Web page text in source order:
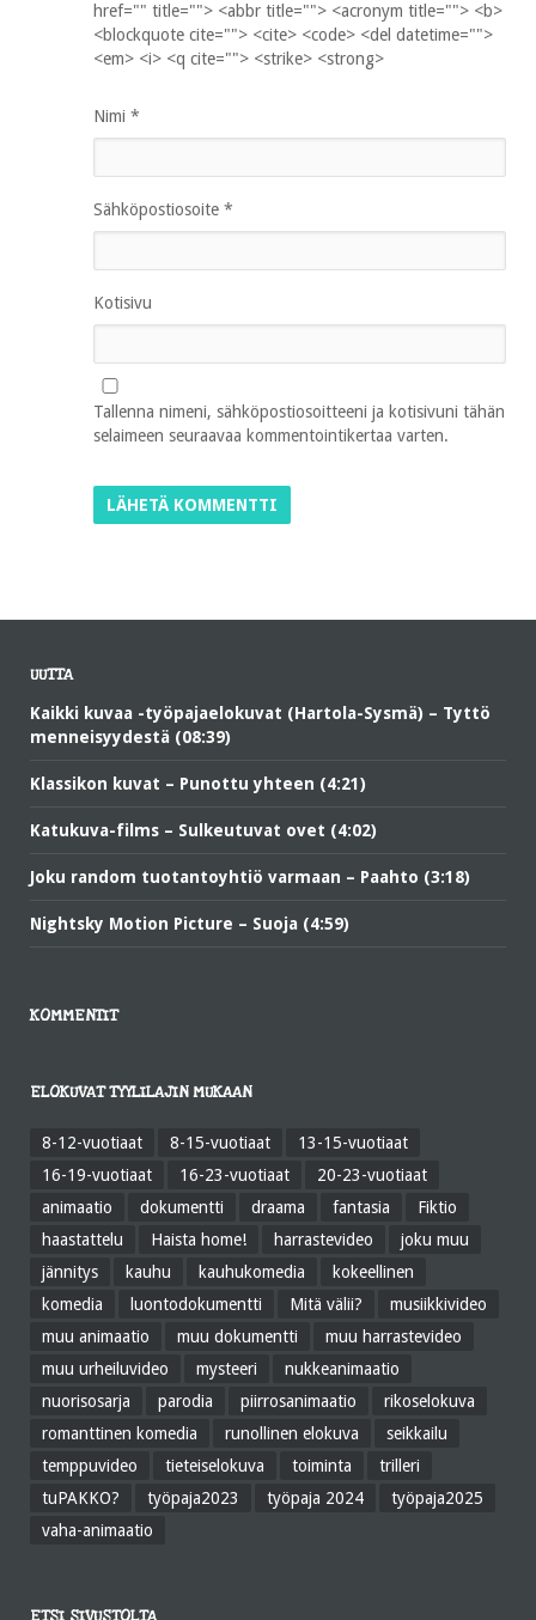
href="" title=""> <abbr title=""> <acronym title=""> <b>
<blockquote cite=""> <cite> <code> <del datetime="">
<em> <i> <q cite=""> <strike> <strong>
Nimi *
Sähköpostiosoite *
Kotisivu
Tallenna nimeni, sähköpostiosoitteeni ja kotisivuni tähän
selaimeen seuraavaa kommentointikertaa varten.
UUTTA
Kaikki kuvaa -työpajaelokuvat (Hartola-Sysmä) – Tyttö
menneisyydestä (08:39)
Klassikon kuvat – Punottu yhteen (4:21)
Katukuva-films – Sulkeutuvat ovet (4:02)
Joku random tuotantoyhtiö varmaan – Paahto (3:18)
Nightsky Motion Picture – Suoja (4:59)
KOMMENTIT
ELOKUVAT TYYLILAJIN MUKAAN
8-12-vuotiaat 8-15-vuotiaat
13-15-vuotiaat
16-19-vuotiaat
16-23-vuotiaat
20-23-vuotiaat
animaatio
dokumentti draama fantasia
Fiktio
haastattelu
Haista home! harrastevideo
joku muu
jännitys
kauhu kauhukomedia
kokeellinen
komedia
luontodokumentti Mitä välii?
musiikkivideo
muu animaatio
muu dokumentti
muu harrastevideo
muu urheiluvideo
mysteeri
nukkeanimaatio
nuorisosarja
parodia piirrosanimaatio
rikoselokuva
romanttinen komedia
runollinen elokuva
seikkailu
temppuvideo
tieteiselokuva toiminta
trilleri
tuPAKKO?
työpaja2023 työpaja 2024
työpaja2025
vaha-animaatio